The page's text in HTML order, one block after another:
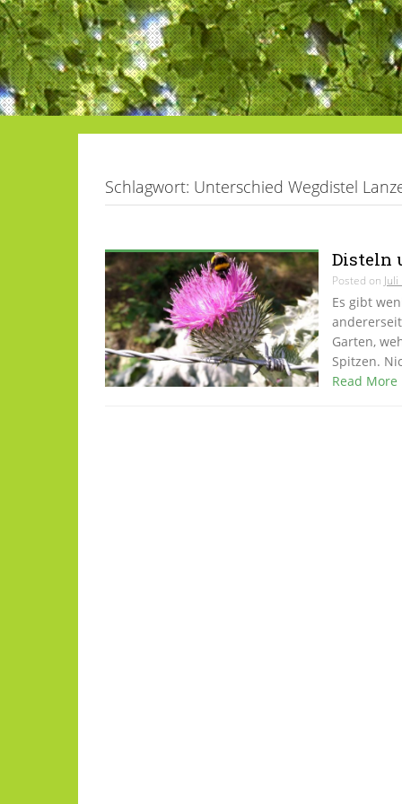
Schlagwort: Unterschied Wegdistel
Disteln
Posted on
Es gibt
Garten,
Spitzen.
Read More